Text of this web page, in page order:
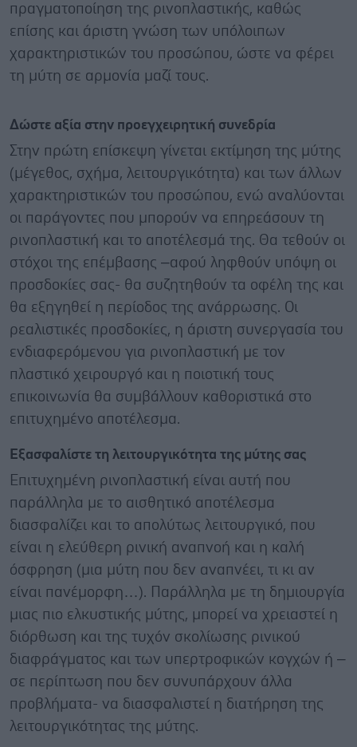
πραγματοποίηση της ρινοπλαστικής, καθώς
επίσης και άριστη γνώση των υπόλοιπων
χαρακτηριστικών του προσώπου, ώστε να φέρει
τη μύτη σε αρμονία μαζί τους.
Δώστε αξία στην προεγχειρητική συνεδρία
Στην πρώτη επίσκεψη γίνεται εκτίμηση της μύτης
(μέγεθος, σχήμα, λειτουργικότητα) και των άλλων
χαρακτηριστικών του προσώπου, ενώ αναλύονται
οι παράγοντες που μπορούν να επηρεάσουν τη
ρινοπλαστική και το αποτέλεσμά της. Θα τεθούν οι
στόχοι της επέμβασης –αφού ληφθούν υπόψη οι
προσδοκίες σας- θα συζητηθούν τα οφέλη της και
θα εξηγηθεί η περίοδος της ανάρρωσης. Οι
ρεαλιστικές προσδοκίες, η άριστη συνεργασία του
ενδιαφερόμενου για ρινοπλαστική με τον
πλαστικό χειρουργό και η ποιοτική τους
επικοινωνία θα συμβάλλουν καθοριστικά στο
επιτυχημένο αποτέλεσμα.
Εξασφαλίστε τη λειτουργικότητα της μύτης σας
Επιτυχημένη ρινοπλαστική είναι αυτή που
παράλληλα με το αισθητικό αποτέλεσμα
διασφαλίζει και το απολύτως λειτουργικό, που
είναι η ελεύθερη ρινική αναπνοή και η καλή
όσφρηση (μια μύτη που δεν αναπνέει, τι κι αν
είναι πανέμορφη…). Παράλληλα με τη δημιουργία
μιας πιο ελκυστικής μύτης, μπορεί να χρειαστεί η
διόρθωση και της τυχόν σκολίωσης ρινικού
διαφράγματος και των υπερτροφικών κογχών ή –
σε περίπτωση που δεν συνυπάρχουν άλλα
προβλήματα- να διασφαλιστεί η διατήρηση της
λειτουργικότητας της μύτης.